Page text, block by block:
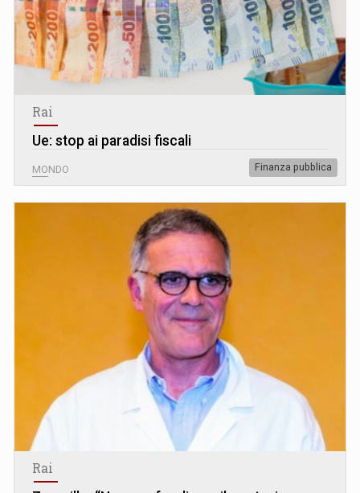
Rai
Ue: stop ai paradisi fiscali
MONDO Finanza pubblica
Rai